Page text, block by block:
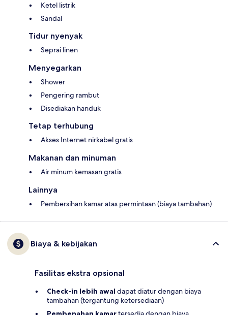
Ketel listrik
Sandal
Tidur nyenyak
Seprai linen
Menyegarkan
Shower
Pengering rambut
Disediakan handuk
Tetap terhubung
Akses Internet nirkabel gratis
Makanan dan minuman
Air minum kemasan gratis
Lainnya
Pembersihan kamar atas permintaan (biaya tambahan)
Biaya & kebijakan
Fasilitas ekstra opsional
Check-in lebih awal dapat diatur dengan biaya
tambahan (tergantung ketersediaan)